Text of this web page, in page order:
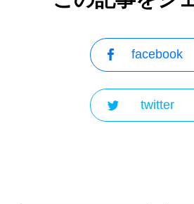
facebook
twitter